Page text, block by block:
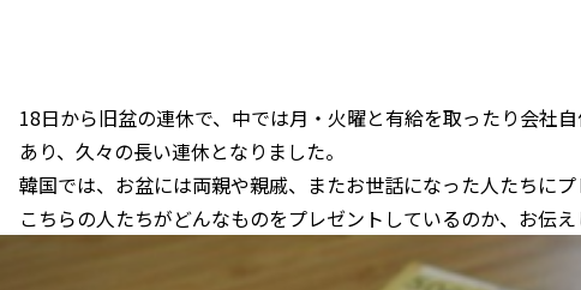
18日から旧盆の連休で、中では月・火曜と有給を取ったり会社
あり、久々の長い連休となりました。
韓国では、お盆には両親や親戚、またお世話になった人たちにプ
こちらの人たちがどんなものをプレゼントしているのか、お伝え